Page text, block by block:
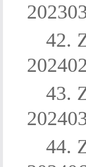
42.
43.
44.